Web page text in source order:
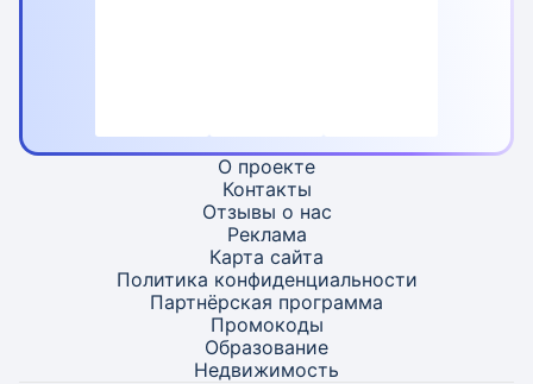
О проекте
Контакты
Отзывы о нас
Реклама
Карта сайта
Политика конфиденциальности
Партнёрская программа
Промокоды
Образование
Недвижимость